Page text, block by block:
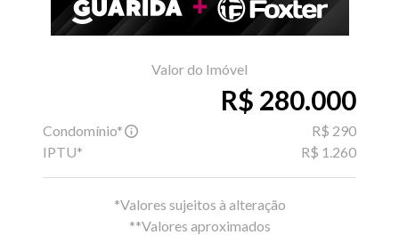
Valor do Imóvel
R$ 280.000
Condomínio*
R$ 290
IPTU*
R$ 1.260
*Valores sujeitos à alteração
**Valores aproximados